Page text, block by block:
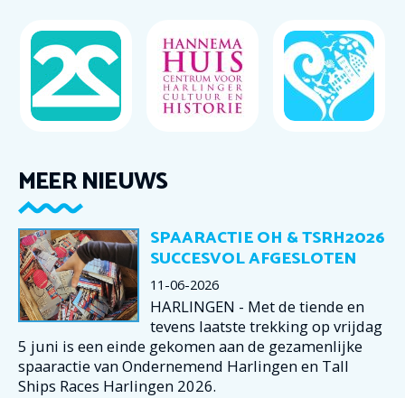
MEER NIEUWS
SPAARACTIE OH & TSRH2026
SUCCESVOL AFGESLOTEN
11-06-2026
HARLINGEN - Met de tiende en
tevens laatste trekking op vrijdag
5 juni is een einde gekomen aan de gezamenlijke
spaaractie van Ondernemend Harlingen en Tall
Ships Races Harlingen 2026.